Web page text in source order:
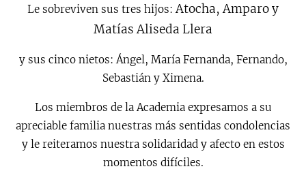
Le sobreviven sus tres hijos: Atocha, Amparo y
Matías Aliseda Llera
y sus cinco nietos: Ángel, María Fernanda, Fernando,
Sebastián y Ximena.
Los miembros de la Academia expresamos a su
apreciable familia nuestras más sentidas condolencias
y le reiteramos nuestra solidaridad y afecto en estos
momentos difíciles.